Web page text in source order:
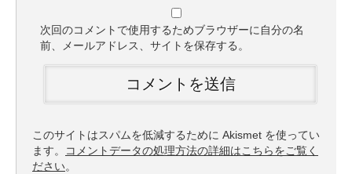
次回のコメントで使用するためブラウザーに自分の名
前、メールアドレス、サイトを保存する。
このサイトはスパムを低減するために Akismet を使ってい
ます。
コメントデータの処理方法の詳細はこちらをご覧く
ださい。